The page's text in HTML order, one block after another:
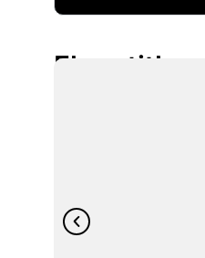
Flere titler